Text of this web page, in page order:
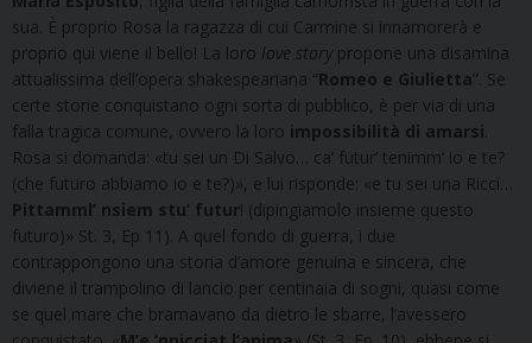
sua. È proprio Rosa la ragazza di cui Carmine si innamorerà e
proprio qui viene il bello! La loro love storypropone una disamina
attualissima dell’opera shakespeariana “Romeo e Giulietta”. Se
certe storie conquistano ogni sorta di pubblico, è per via di una
falla tragica comune, ovvero la loro impossibilità di amarsi.
Rosa si domanda: «tu sei un Di Salvo… ca’ futur’ tenimm’ io e te?
(che futuro abbiamo io e te?)», e lui risponde: «e tu sei una Ricci…
Pittamml’ nsiem stu’ futur! (dipingiamolo insieme questo
futuro)» St. 3, Ep 11). A quel fondo di guerra, i due
contrappongono una storia d’amore genuina e sincera, che
diviene il trampolino di lancio per centinaia di sogni, quasi come
se quel mare che bramavano da dietro le sbarre, l’avessero